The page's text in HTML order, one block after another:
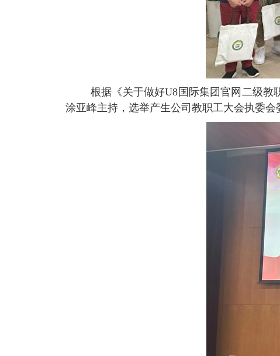
根据《关于做好U8国际集团官网二级
涂亚峰主持， 选举产生公司 教职工大会执委会